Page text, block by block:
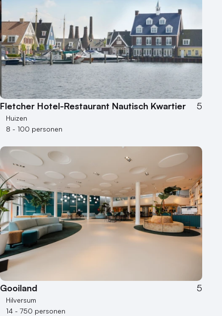
Fletcher Hotel-Restaurant Nautisch Kwartier 5
Huizen
8 - 100 personen
Gooiland 5
Hilversum
14 - 750 personen